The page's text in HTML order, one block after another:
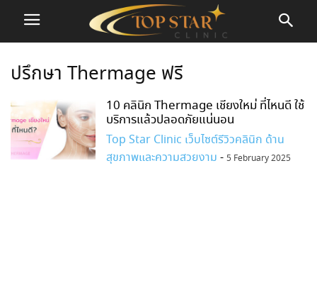
ปรึกษา Thermage ฟรี
10 คลินิก Thermage เชียงใหม่ ที่ไหนดี ใช้
บริการแล้วปลอดภัยแน่นอน
Top Star Clinic เว็บไซต์รีวิวคลินิก ด้าน
สุขภาพและความสวยงาม - 5 February 2025